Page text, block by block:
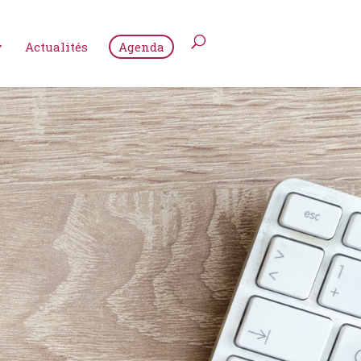
Actualités Agenda